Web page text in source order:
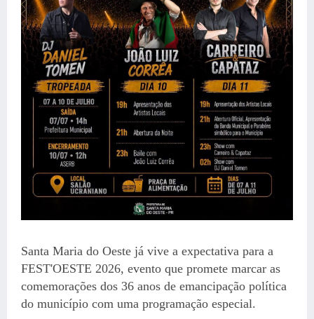
Santa Maria do Oeste já vive a expectativa para a
FEST'OESTE 2026, evento que promete marcar as
comemorações dos 36 anos de emancipação política
do município com uma programação especial.